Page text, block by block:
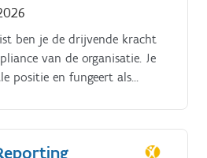
ben je de drijvende kracht
van de organisatie. Je
positie en fungeert als
en indienen van de
de winkels als de centrale